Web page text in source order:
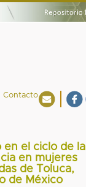
Contacto
en el ciclo de la
en mujeres
de Toluca,
de México